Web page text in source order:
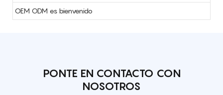
OEM ODM es bienvenido
PONTE EN CONTACTO CON
NOSOTROS